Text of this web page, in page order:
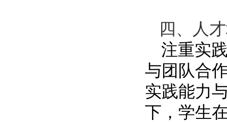
四、人
注重实
与团队合
实践能力
下，学生